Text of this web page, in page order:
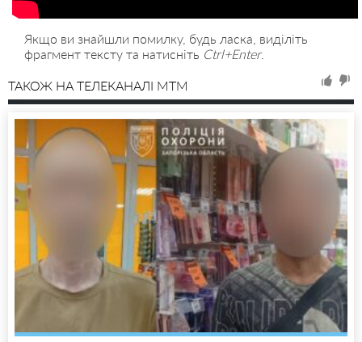
Якщо ви знайшли помилку, будь ласка, виділіть
фрагмент тексту та натисніть Ctrl+Enter.
ТАКОЖ НА ТЕЛЕКАНАЛІ MTM